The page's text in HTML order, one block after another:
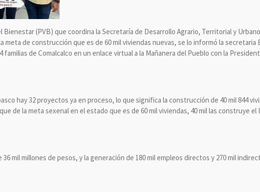
Bienestar (PVB) que coordina la Secretaría de Desarrollo Agrario, Territorial y
meta de construcción que es de 60 mil viviendas nuevas, se lo informó la secretaria
de Comalcalco en un enlace virtual a la Mañanera del Pueblo con la
hay 32 proyectos ya en proceso, lo que significa la construcción de 40 mil 844
de la meta sexenal en el estado que es de 60 mil viviendas, 40 mil las construye el
mil millones de pesos, y la generación de 180 mil empleos directos y 270 mil